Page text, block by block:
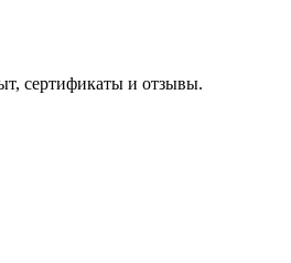
сертификаты и отзывы.